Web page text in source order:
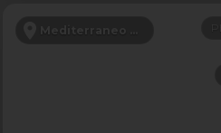
Mediterraneo Orientale